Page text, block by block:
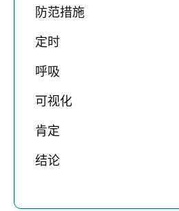
防范措施
定时
呼吸
可视化
肯定
结论